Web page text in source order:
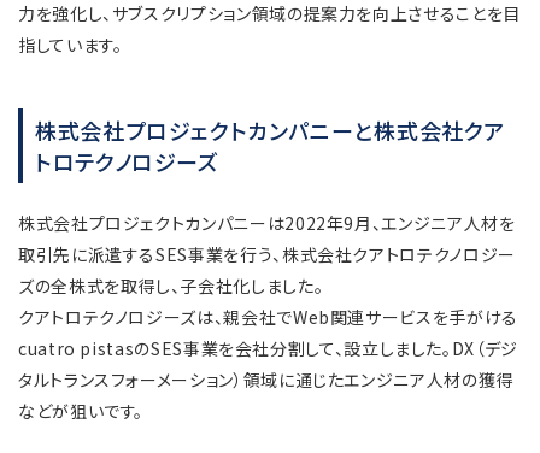
力を強化し、サブスクリプション領域の提案力を向上させることを目
指しています。
株式会社プロジェクトカンパニーと株式会社クア
トロテクノロジーズ
株式会社プロジェクトカンパニーは2022年9月、エンジニア人材を
取引先に派遣するSES事業を行う、株式会社クアトロテクノロジー
ズの全株式を取得し、子会社化しました。
クアトロテクノロジーズは、親会社でWeb関連サービスを手がける
cuatro pistasのSES事業を会社分割して、設立しました。DX（デジ
タルトランスフォーメーション）領域に通じたエンジニア人材の獲得
などが狙いです。